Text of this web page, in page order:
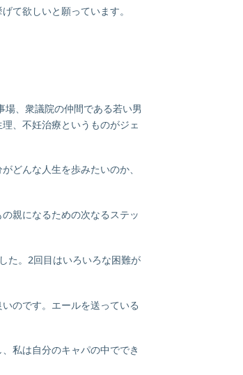
て欲しいと願っています。
、衆議院の仲間である若い男
、不妊治療というものがジェ
どんな人生を歩みたいのか、
親になるための次なるステッ
た。2回目はいろいろな困難が
のです。エールを送っている
私は自分のキャパの中ででき